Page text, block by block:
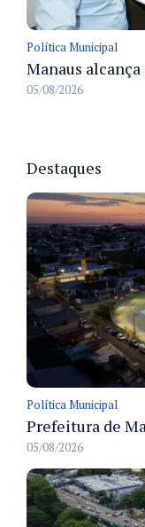
Política Municipal
05/08/2026
Destaques
Política Municipal
05/08/2026